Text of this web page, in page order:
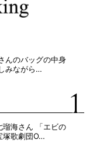
んのバッグの中身
みながら…
瑠海さん 「エビの
塚歌劇団O…